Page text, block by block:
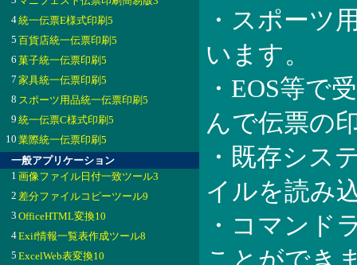
4統一伝票E様式印刷5
5 百貨店統一伝票印刷5
6 菓子統一伝票印刷5
7 家具統一伝票印刷5
8 スポーツ用品統一伝票印刷5
9 統一伝票C様式印刷5
10 業際統一伝票印刷5
一般アプリケーション
1 画像ファイル日付一致ツール3
2 差分ファイルコピーツール9
3 OfficeHTML変換10
4Exif情報一覧表作成ツール8
5 ExcelWeb表変換10
・スポーツ
います。
・EOS等で
んで伝票の
・既存シス
イルを読み
・コマンド